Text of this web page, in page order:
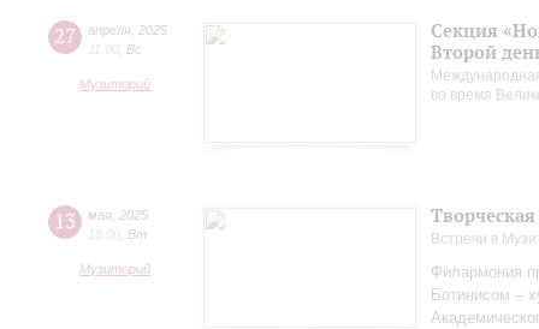
27 апреля 2025
11:00 Вс
Музиторий
Секция
Второй
во время
13 мая 2025
18:00 Вт
Музиторий
Встречи в
Филармония
Ботинисом –